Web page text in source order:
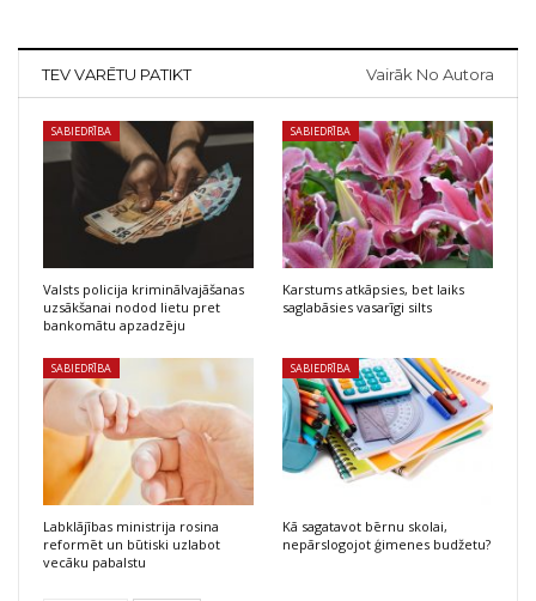
TEV VARĒTU PATIKT Vairāk No Autora
SABIEDRĪBA
Valsts policija kriminālvajāšanas
uzsākšanai nodod lietu pret
bankomātu apzadzēju
SABIEDRĪBA
Karstums atkāpsies, bet laiks
saglabāsies vasarīgi silts
SABIEDRĪBA
Labklājības ministrija rosina
reformēt un būtiski uzlabot
vecāku pabalstu
SABIEDRĪBA
Kā sagatavot bērnu skolai,
nepārslogojot ģimenes budžetu?